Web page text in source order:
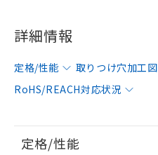
詳細情報
定格/性能 取りつけ穴加工図
RoHS/REACH対応状況
定格/性能